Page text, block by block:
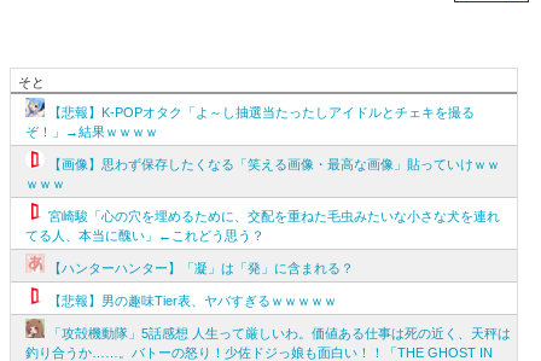
そと
【悲報】K-POPオタク「よ～し抽選当たったしアイドルとチェキを撮る
ぞ！」→結果ｗｗｗｗ
【画像】思わず保存したくなる「笑える画像・最高な画像」貼っていけｗｗ
ｗｗｗ
宮崎駿「心の穴を埋めるために、交配を重ねた毛虫みたいな小さな犬を連れ
てる人、本当に醜い」←これどう思う？
【ハンターハンター】「凝」は「発」に含まれる？
【悲報】男の趣味Tier表、ヤバすぎるｗｗｗｗｗ
「攻殻機動隊」5話感想 人生って厳しいわ。価値ある仕事は死の近く、天秤は
釣り合うか……。バトーの怒り！少佐ドジっ娘も面白い！！「THE GHOST IN